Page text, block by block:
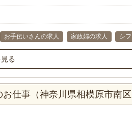
お手伝いさんの求人 家政婦の求人 シ
る
仕事（神奈川県相模原市南区